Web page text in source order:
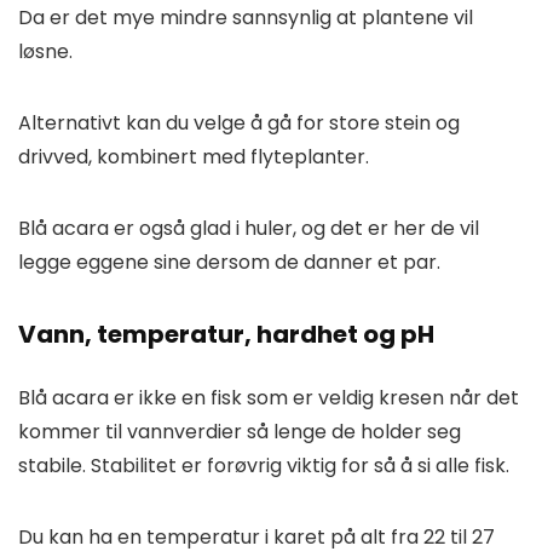
Da er det mye mindre sannsynlig at plantene vil
løsne.
Alternativt kan du velge å gå for store stein og
drivved, kombinert med flyteplanter.
Blå acara er også glad i huler, og det er her de vil
legge eggene sine dersom de danner et par.
Vann, temperatur, hardhet og pH
Blå acara er ikke en fisk som er veldig kresen når det
kommer til vannverdier så lenge de holder seg
stabile. Stabilitet er forøvrig viktig for så å si alle fisk.
Du kan ha en temperatur i karet på alt fra 22 til 27